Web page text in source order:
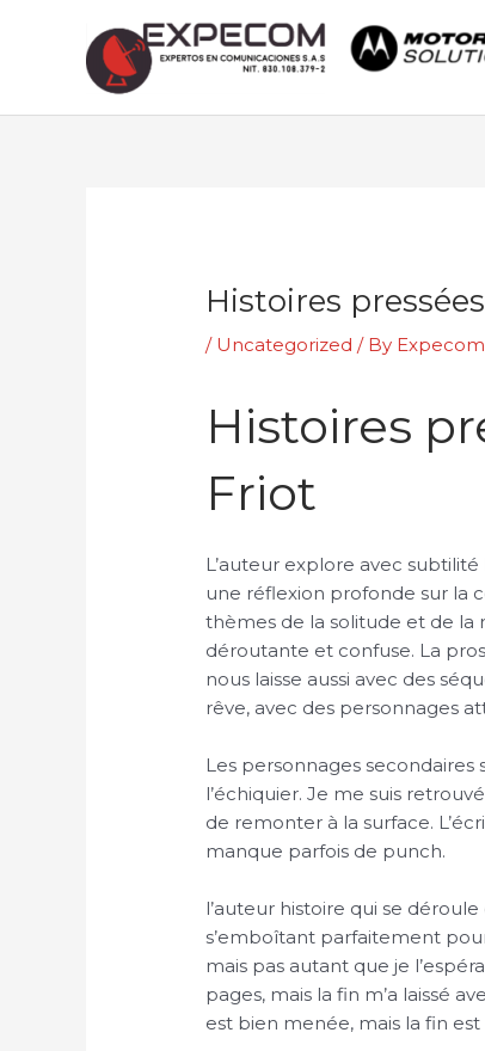
Histoires
/ Uncategorized / By Expecom
Histoires
Friot
L’auteur explore avec
une réflexion profonde sur la
thèmes de la solitude et de la
déroutante et confuse. La
nous laisse aussi avec des
rêve, avec des personnages
Les personnages
l’échiquier. Je me suis
de remonter à la surface.
manque parfois de punch.
l’auteur histoire qui se
s’emboîtant parfaitement
mais pas autant que je
pages, mais la fin m’a laissé
est bien menée, mais la fin